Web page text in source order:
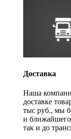
Доставка
Наша
доставке
тыс руб., мы
и ближайшего
так и до